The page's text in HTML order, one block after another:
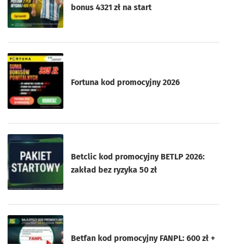
bonus 4321 zł na start
Fortuna kod promocyjny 2026
Betclic kod promocyjny BETLP 2026:
zakład bez ryzyka 50 zł
Betfan kod promocyjny FANPL: 600 zł +